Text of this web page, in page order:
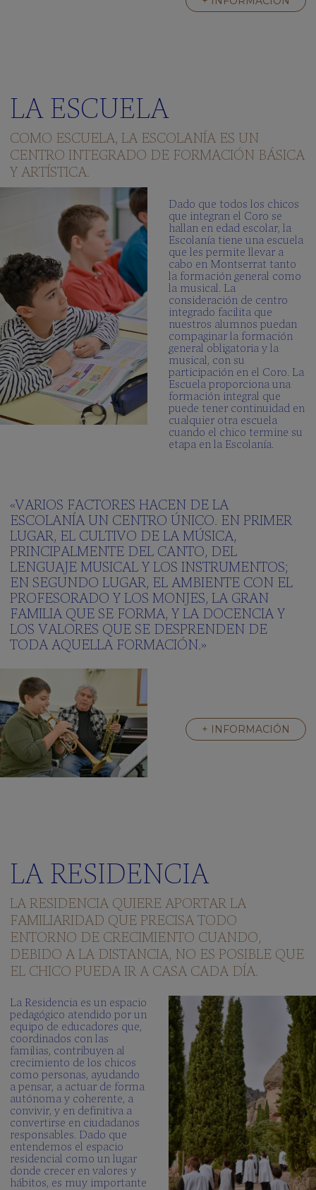
LA ESCUELA
COMO ESCUELA, LA ESCOLANÍA ES UN
CENTRO INTEGRADO DE FORMACIÓN BÁSICA
Y ARTÍSTICA.
Dado que todos los chicos
que integran el Coro se
hallan en edad escolar, la
Escolanía tiene una escuela
que les permite llevar a
cabo en Montserrat tanto
la formación general como
la musical. La
consideración de centro
integrado facilita que
nuestros alumnos puedan
compaginar la formación
general obligatoria y la
musical, con su
participación en el Coro. La
Escuela proporciona una
formación integral que
puede tener continuidad en
cualquier otra escuela
cuando el chico termine su
etapa en la Escolanía.
«VARIOS FACTORES HACEN DE LA
ESCOLANÍA UN CENTRO ÚNICO. EN PRIMER
LUGAR, EL CULTIVO DE LA MÚSICA,
PRINCIPALMENTE DEL CANTO, DEL
LENGUAJE MUSICAL Y LOS INSTRUMENTOS;
EN SEGUNDO LUGAR, EL AMBIENTE CON EL
PROFESORADO Y LOS MONJES, LA GRAN
FAMILIA QUE SE FORMA, Y LA DOCENCIA Y
LOS VALORES QUE SE DESPRENDEN DE
TODA AQUELLA FORMACIÓN.»
+ INFORMACIÓN
LA RESIDENCIA
LA RESIDENCIA QUIERE APORTAR LA
FAMILIARIDAD QUE PRECISA TODO
ENTORNO DE CRECIMIENTO CUANDO,
DEBIDO A LA DISTANCIA, NO ES POSIBLE QUE
EL CHICO PUEDA IR A CASA CADA DÍA.
La Residencia es un espacio
pedagógico atendido por un
equipo de educadores que,
coordinados con las
familias, contribuyen al
crecimiento de los chicos
como personas, ayudando
a pensar, a actuar de forma
autónoma y coherente, a
convivir, y en definitiva a
convertirse en ciudadanos
responsables. Dado que
entendemos el espacio
residencial como un lugar
donde crecer en valores y
hábitos, es muy importante